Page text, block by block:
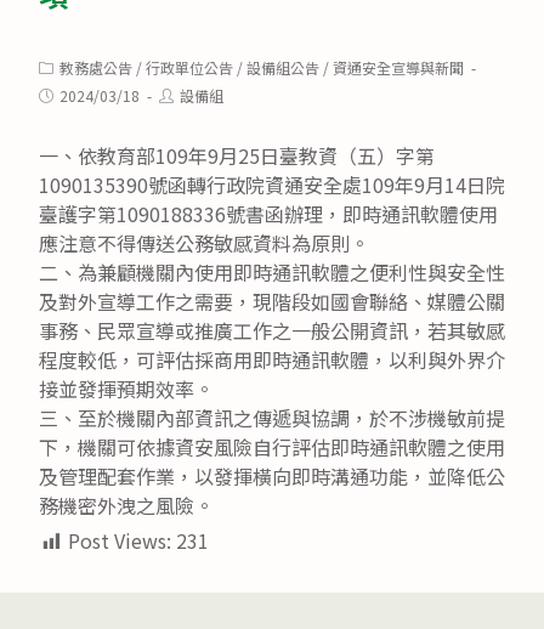
Post
category:
教務處公告 /行政單位公告 /設備組公告 /資通安全宣導與新聞
Post2024/03/18
Post設備組
一、依教育部109年9月25日臺教資（五）字第
1090135390號函轉行政院資通安全處109年9月14日院
臺護字第1090188336號書函辦理，即時通訊軟體使用
應注意不得傳送公務敏感資料為原則。
二、為兼顧機關內使用即時通訊軟體之便利性與安全性
及對外宣導工作之需要，現階段如國會聯絡、媒體公關
事務、民眾宣導或推廣工作之一般公開資訊，若其敏感
程度較低，可評估採商用即時通訊軟體，以利與外界介
接並發揮預期效率。
三、至於機關內部資訊之傳遞與協調，於不涉機敏前提
下，機關可依據資安風險自行評估即時通訊軟體之使用
及管理配套作業，以發揮橫向即時溝通功能，並降低公
務機密外洩之風險。
Post Views: 231